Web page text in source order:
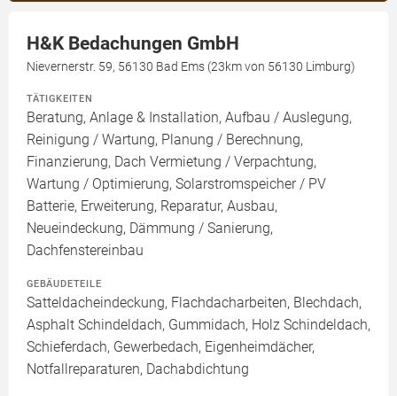
H&K Bedachungen GmbH
Nievernerstr. 59, 56130 Bad Ems (23km von 56130 Limburg)
TÄTIGKEITEN
Beratung, Anlage & Installation, Aufbau / Auslegung,
Reinigung / Wartung, Planung / Berechnung,
Finanzierung, Dach Vermietung / Verpachtung,
Wartung / Optimierung, Solarstromspeicher / PV
Batterie, Erweiterung, Reparatur, Ausbau,
Neueindeckung, Dämmung / Sanierung,
Dachfenstereinbau
GEBÄUDETEILE
Satteldacheindeckung, Flachdacharbeiten, Blechdach,
Asphalt Schindeldach, Gummidach, Holz Schindeldach,
Schieferdach, Gewerbedach, Eigenheimdächer,
Notfallreparaturen, Dachabdichtung